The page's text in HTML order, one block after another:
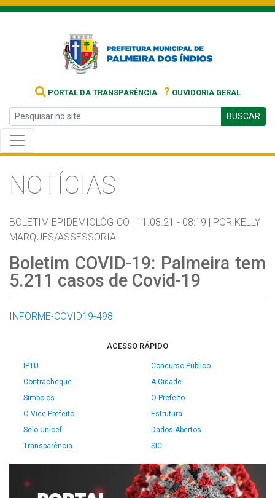
PORTAL DA TRANSPARÊNCIA ? OUVIDORIA GERAL
BUSCAR
NOTÍCIAS
BOLETIM EPIDEMIOLÓGICO | 11.08.21 - 08:19 | POR KELLY
MARQUES/ASSESSORIA
Boletim COVID-19: Palmeira tem
5.211 casos de Covid-19
INFORME-COVID19-498
ACESSO RÁPIDO
IPTU
Concurso Público
Contracheque
A Cidade
Símbolos
O Prefeito
O Vice-Prefeito
Estrutura
Selo Unicef
Dados Abertos
Transparência
SIC